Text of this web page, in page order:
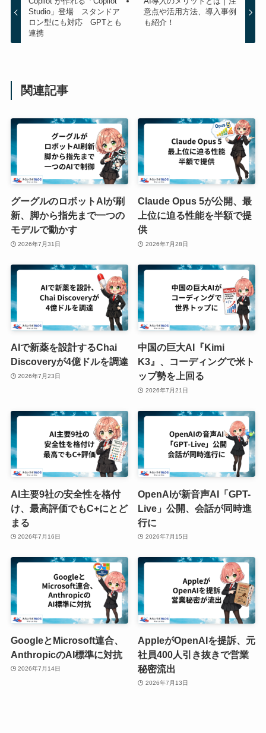
Studio」登場 スタンドア
ロン型にも対応 GPTとも
連携
意点や活用方法、導入事例
も紹介！
関連記事
グーグルのロボットAIが刷
新、脚から指先まで一つの
モデルで動かす
2026年7月31日
Claude Opus 5が公開、最
上位に迫る性能を半額で提
供
2026年7月28日
AIで新薬を設計するChai
Discoveryが4億ドルを調達
2026年7月23日
中国の巨大AI『Kimi
K3』、コーディングで米ト
ップ勢を上回る
2026年7月21日
AI主要9社の安全性を格付
け、最高評価でもC+にとど
まる
2026年7月16日
OpenAIが新音声AI「GPT-
Live」公開、会話が同時進
行に
2026年7月15日
GoogleとMicrosoft連合、
AnthropicのAI標準に対抗
2026年7月14日
AppleがOpenAIを提訴、元
社員400人引き抜きで営業
秘密流出
2026年7月13日